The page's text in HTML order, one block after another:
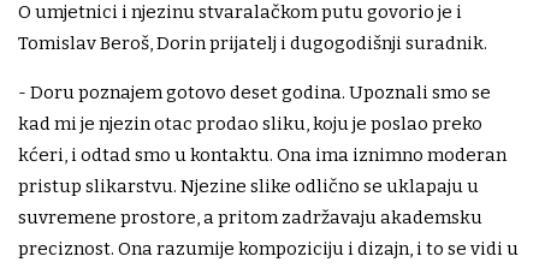
O umjetnici i njezinu stvaralačkom putu govorio je i
Tomislav Beroš, Dorin prijatelj i dugogodišnji suradnik.
- Doru poznajem gotovo deset godina. Upoznali smo se
kad mi je njezin otac prodao sliku, koju je poslao preko
kćeri, i odtad smo u kontaktu. Ona ima iznimno moderan
pristup slikarstvu. Njezine slike odlično se uklapaju u
suvremene prostore, a pritom zadržavaju akademsku
preciznost. Ona razumije kompoziciju i dizajn, i to se vidi u